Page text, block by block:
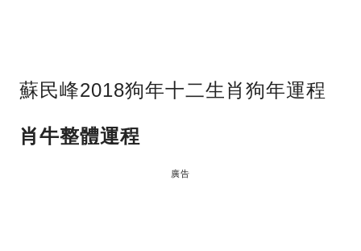
蘇民峰2018狗年十二生肖狗年運程
肖牛整體運程
廣告